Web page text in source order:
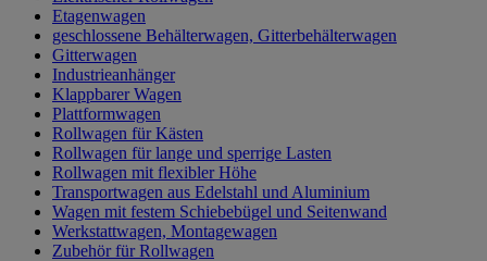
Etagenwagen
geschlossene Behälterwagen, Gitterbehälterwagen
Gitterwagen
Industrieanhänger
Klappbarer Wagen
Plattformwagen
Rollwagen für Kästen
Rollwagen für lange und sperrige Lasten
Rollwagen mit flexibler Höhe
Transportwagen aus Edelstahl und Aluminium
Wagen mit festem Schiebebügel und Seitenwand
Werkstattwagen, Montagewagen
Zubehör für Rollwagen